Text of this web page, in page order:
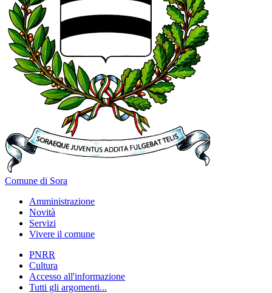
Comune di Sora
Amministrazione
Novità
Servizi
Vivere il comune
PNRR
Cultura
Accesso all'informazione
Tutti gli argomenti...